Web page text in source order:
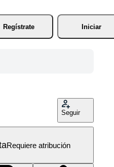
Regístrate
Iniciar
Seguir
Requiere atribución